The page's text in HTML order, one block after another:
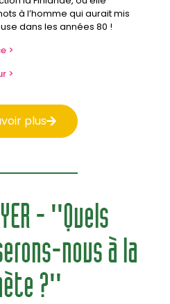
à l’homme qui aurait mis
dans les années 80 !
>
>
plus
- "Quels
nous à la
?"